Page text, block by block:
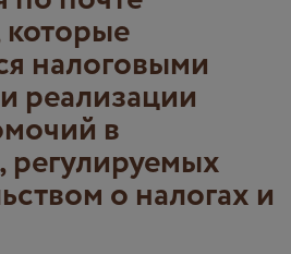
налоговыми
реализации
в
о налогах и